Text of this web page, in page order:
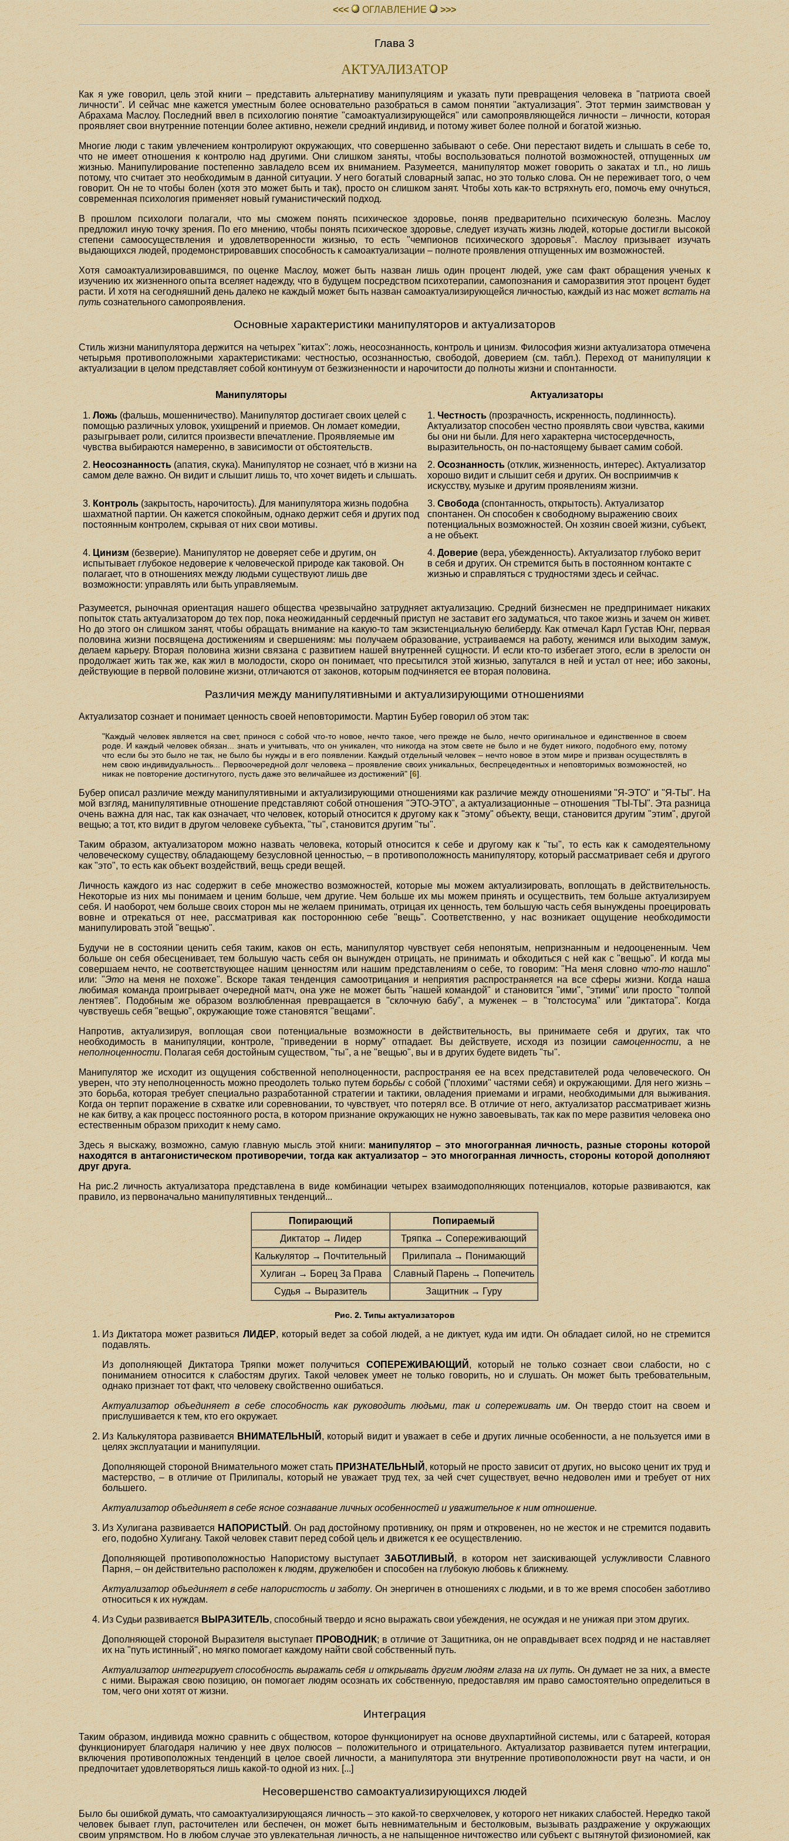
<<< ОГЛАВЛЕHИЕ >>>
Глава 3
АКТУАЛИЗАТОР
Как я уже говорил, цель этой книги – представить альтернативу манипуляциям и указать пути превращения человека в "патриота своей
личности". И сейчас мне кажется уместным более основательно разобраться в самом понятии "актуализация". Этот термин заимствован у
Абрахама Маслоу. Последний ввел в психологию понятие "самоактуализирующейся" или самопроявляющейся личности – личности, которая
проявляет свои внутренние потенции более активно, нежели средний индивид, и потому живет более полной и богатой жизнью.
Многие люди с таким увлечением контролируют окружающих, что совершенно забывают о себе. Они перестают видеть и слышать в себе то,
что не имеет отношения к контролю над другими. Они слишком заняты, чтобы воспользоваться полнотой возможностей, отпущенных им
жизнью. Манипулирование постепенно завладело всем их вниманием. Разумеется, манипулятор может говорить о закатах и т.п., но лишь
потому, что считает это необходимым в данной ситуации. У него богатый словарный запас, но это только слова. Он не переживает того, о чем
говорит. Он не то чтобы болен (хотя это может быть и так), просто он слишком занят. Чтобы хоть как-то встряхнуть его, помочь ему очнуться,
современная психология применяет новый гуманистический подход.
В прошлом психологи полагали, что мы сможем понять психическое здоровье, поняв предварительно психическую болезнь. Маслоу
предложил иную точку зрения. По его мнению, чтобы понять психическое здоровье, следует изучать жизнь людей, которые достигли высокой
степени самоосуществления и удовлетворенности жизнью, то есть "чемпионов психического здоровья". Маслоу призывает изучать
выдающихся людей, продемонстрировавших способность к самоактуализации – полноте проявления отпущенных им возможностей.
Хотя самоактуализировавшимся, по оценке Маслоу, может быть назван лишь один процент людей, уже сам факт обращения ученых к
изучению их жизненного опыта вселяет надежду, что в будущем посредством психотерапии, самопознания и саморазвития этот процент будет
расти. И хотя на сегодняшний день далеко не каждый может быть назван самоактуализирующейся личностью, каждый из нас можетвстать на
путьсознательного самопроявления.
Основные характеристики манипуляторов и актуализаторов
Стиль жизни манипулятора держится на четырех "китах": ложь, неосознанность, контроль и цинизм. Философия жизни актуализатора отмечена
четырьмя противоположными характеристиками: честностью, осознанностью, свободой, доверием (см. табл.). Переход от манипуляции к
актуализации в целом представляет собой континуум от безжизненности и нарочитости до полноты жизни и спонтанности.
Манипуляторы Актуализаторы
1. Ложь(фальшь, мошенничество). Манипулятор достигает своих целей с
помощью различных уловок, ухищрений и приемов. Он ломает комедии,
разыгрывает роли, силится произвести впечатление. Проявляемые им
чувства выбираются намеренно, в зависимости от обстоятельств.
1. Честность(прозрачность, искренность, подлинность).
Актуализатор способен честно проявлять свои чувства, какими
бы они ни были. Для него характерна чистосердечность,
выразительность, он по-настоящему бывает самим собой.
2. Неосознанность(апатия, скука). Манипулятор не сознает, чтó в жизни на
самом деле важно. Он видит и слышит лишь то, что хочет видеть и слышать.
2. Осознанность(отклик, жизненность, интерес). Актуализатор
хорошо видит и слышит себя и других. Он восприимчив к
искусству, музыке и другим проявлениям жизни.
3. Контроль(закрытость, нарочитость). Для манипулятора жизнь подобна
шахматной партии. Он кажется спокойным, однако держит себя и других под
постоянным контролем, скрывая от них свои мотивы.
3. Свобода(спонтанность, открытость). Актуализатор
спонтанен. Он способен к свободному выражению своих
потенциальных возможностей. Он хозяин своей жизни, субъект,
а не объект.
4. Цинизм (безверие). Манипулятор не доверяет себе и другим, он
испытывает глубокое недоверие к человеческой природе как таковой. Он
полагает, что в отношениях между людьми существуют лишь две
возможности: управлять или быть управляемым.
4. Доверие(вера, убежденность). Актуализатор глубоко верит
в себя и других. Он стремится быть в постоянном контакте с
жизнью и справляться с трудностями здесь и сейчас.
Разумеется, рыночная ориентация нашего общества чрезвычайно затрудняет актуализацию. Средний бизнесмен не предпринимает никаких
попыток стать актуализатором до тех пор, пока неожиданный сердечный приступ не заставит его задуматься, что такое жизнь и зачем он живет.
Но до этого он слишком занят, чтобы обращать внимание на какую-то там экзистенциальную белиберду. Как отмечал Карл Густав Юнг, первая
половина жизни посвящена достижениям и свершениям: мы получаем образование, устраиваемся на работу, женимся или выходим замуж,
делаем карьеру. Вторая половина жизни связана с развитием нашей внутренней сущности. И если кто-то избегает этого, если в зрелости он
продолжает жить так же, как жил в молодости, скоро он понимает, что пресытился этой жизнью, запутался в ней и устал от нее; ибо законы,
действующие в первой половине жизни, отличаются от законов, которым подчиняется ее вторая половина.
Различия между манипулятивными и актуализирующими отношениями
Актуализатор сознает и понимает ценность своей неповторимости. Мартин Бубер говорил об этом так:
"Каждый человек является на свет, принося с собой что-то новое, нечто такое, чего прежде не было, нечто оригинальное и единственное в своем
роде. И каждый человек обязан... знать и учитывать, что он уникален, что никогда на этом свете не было и не будет никого, подобного ему, потому
что если бы это было не так, не было бы нужды и в его появлении. Каждый отдельный человек – нечто новое в этом мире и призван осуществлять в
нем свою индивидуальность... Первоочередной долг человека – проявление своих уникальных, беспрецедентных и неповторимых возможностей, но
никак не повторение достигнутого, пусть даже это величайшее из достижений" [6].
Бубер описал различие между манипулятивными и актуализирующими отношениями как различие между отношениями "Я-ЭТО" и "Я-ТЫ". На
мой взгляд, манипулятивные отношение представляют собой отношения "ЭТО-ЭТО", а актуализационные – отношения "ТЫ-ТЫ". Эта разница
очень важна для нас, так как означает, что человек, который относится к другому как к "этому" объекту, вещи, становится другим "этим", другой
вещью; а тот, кто видит в другом человеке субъекта, "ты", становится другим "ты".
Таким образом, актуализатором можно назвать человека, который относится к себе и другому как к "ты", то есть как к самодеятельному
человеческому существу, обладающему безусловной ценностью, – в противоположность манипулятору, который рассматривает себя и другого
как "это", то есть как объект воздействий, вещь среди вещей.
Личность каждого из нас содержит в себе множество возможностей, которые мы можем актуализировать, воплощать в действительность.
Некоторые из них мы понимаем и ценим больше, чем другие. Чем больше их мы можем принять и осуществить, тем больше актуализируем
себя. И наоборот, чем больше своих сторон мы не желаем принимать, отрицая их ценность, тем большую часть себя вынуждены проецировать
вовне и отрекаться от нее, рассматривая как постороннюю себе "вещь". Соответственно, у нас возникает ощущение необходимости
манипулировать этой "вещью".
Будучи не в состоянии ценить себя таким, каков он есть, манипулятор чувствует себя непонятым, непризнанным и недооцененным. Чем
больше он себя обесценивает, тем большую часть себя он вынужден отрицать, не принимать и обходиться с ней как с "вещью". И когда мы
совершаем нечто, не соответствующее нашим ценностям или нашим представлениям о себе, то говорим: "На меня словно что-тонашло"
или: "Этона меня не похоже". Вскоре такая тенденция самоотрицания и неприятия распространяется на все сферы жизни. Когда наша
любимая команда проигрывает очередной матч, она уже не может быть "нашей командой" и становится "ими", "этими" или просто "толпой
лентяев". Подобным же образом возлюбленная превращается в "склочную бабу", а муженек – в "толстосума" или "диктатора". Когда
чувствуешь себя "вещью", окружающие тоже становятся "вещами".
Напротив, актуализируя, воплощая свои потенциальные возможности в действительность, вы принимаете себя и других, так что
необходимость в манипуляции, контроле, "приведении в норму" отпадает. Вы действуете, исходя из позициисамоценности, а не
неполноценности. Полагая себя достойным существом, "ты", а не "вещью", вы и в других будете видеть "ты".
Манипулятор же исходит из ощущения собственной неполноценности, распространяя ее на всех представителей рода человеческого. Он
уверен, что эту неполноценность можно преодолеть только путемборьбыс собой ("плохими" частями себя) и окружающими. Для него жизнь –
это борьба, которая требует специально разработанной стратегии и тактики, овладения приемами и играми, необходимыми для выживания.
Когда он терпит поражение в схватке или соревновании, то чувствует, что потерял все. В отличие от него, актуализатор рассматривает жизнь
не как битву, а как процесс постоянного роста, в котором признание окружающих не нужно завоевывать, так как по мере развития человека оно
естественным образом приходит к нему само.
Здесь я выскажу, возможно, самую главную мысль этой книги:манипулятор – это многогранная личность, разные стороны которой
находятся в антагонистическом противоречии, тогда как актуализатор – это многогранная личность, стороны которой дополняют
друг друга.
На рис.2 личность актуализатора представлена в виде комбинации четырех взаимодополняющих потенциалов, которые развиваются, как
правило, из первоначально манипулятивных тенденций...
Попирающий
Попираемый
Диктатор→Лидер Тряпка → Сопереживающий
Калькулятор→Почтительный Прилипала →Понимающий
Хулиган → Борец За Права Славный Парень→ Попечитель
Судья → Выразитель Защитник→ Гуру
Рис. 2. Типы актуализаторов
Из Диктатора может развитьсяЛИДЕР, который ведет за собой людей, а не диктует, куда им идти. Он обладает силой, но не стремится
подавлять.
Из дополняющей Диктатора Тряпки может получитьсяСОПЕРЕЖИВАЮЩИЙ, который не только сознает свои слабости, но с
пониманием относится к слабостям других. Такой человек умеет не только говорить, но и слушать. Он может быть требовательным,
однако признает тот факт, что человеку свойственно ошибаться.
Актуализатор объединяет в себе способность как руководить людьми, так и сопереживать им. Он твердо стоит на своем и
прислушивается к тем, кто его окружает.
Из Калькулятора развивается ВНИМАТЕЛЬНЫЙ, который видит и уважает в себе и других личные особенности, а не пользуется ими в
целях эксплуатации и манипуляции.
Дополняющей стороной Внимательного может статьПРИЗНАТЕЛЬНЫЙ , который не просто зависит от других, но высоко ценит их труд и
мастерство, – в отличие от Прилипалы, который не уважает труд тех, за чей счет существует, вечно недоволен ими и требует от них
большего.
Актуализатор объединяет в себе ясное сознавание личных особенностей и уважительное к ним отношение.
Из Хулигана развиваетсяНАПОРИСТЫЙ . Он рад достойному противнику, он прям и откровенен, но не жесток и не стремится подавить
его, подобно Хулигану. Такой человек ставит перед собой цель и движется к ее осуществлению.
Дополняющей противоположностью Напористому выступаетЗАБОТЛИВЫЙ , в котором нет заискивающей услужливости Славного
Парня, – он действительно расположен к людям, дружелюбен и способен на глубокую любовь к ближнему.
Актуализатор объединяет в себе напористость и заботу. Он энергичен в отношениях с людьми, и в то же время способен заботливо
относиться к их нуждам.
Из Судьи развиваетсяВЫРАЗИТЕЛЬ, способный твердо и ясно выражать свои убеждения, не осуждая и не унижая при этом других.
Дополняющей стороной Выразителя выступает ПРОВОДНИК; в отличие от Защитника, он не оправдывает всех подряд и не наставляет
их на "путь истинный", но мягко помогает каждому найти свой собственный путь.
Актуализатор интегрирует способность выражать себя и открывать другим людям глаза на их путь. Он думает не за них, а вместе
с ними. Выражая свою позицию, он помогает людям осознать их собственную, предоставляя им право самостоятельно определиться в
том, чего они хотят от жизни.
Интеграция
Таким образом, индивида можно сравнить с обществом, которое функционирует на основе двухпартийной системы, или с батареей, которая
функционирует благодаря наличию у нее двух полюсов – положительного и отрицательного. Актуализатор развивается путем интеграции,
включения противоположных тенденций в целое своей личности, а манипулятора эти внутренние противоположности рвут на части, и он
предпочитает удовлетворяться лишь какой-то одной из них. [...]
Несовершенство самоактуализирующихся людей
Было бы ошибкой думать, что самоактуализирующаяся личность – это какой-то сверхчеловек, у которого нет никаких слабостей. Нередко такой
человек бывает глуп, расточителен или беспечен, он может быть невнимательным и бестолковым, вызывать раздражение у окружающих
своим упрямством. Но в любом случае это увлекательная личность, а не напыщенное ничтожество или субъект с вытянутой физиономией, как